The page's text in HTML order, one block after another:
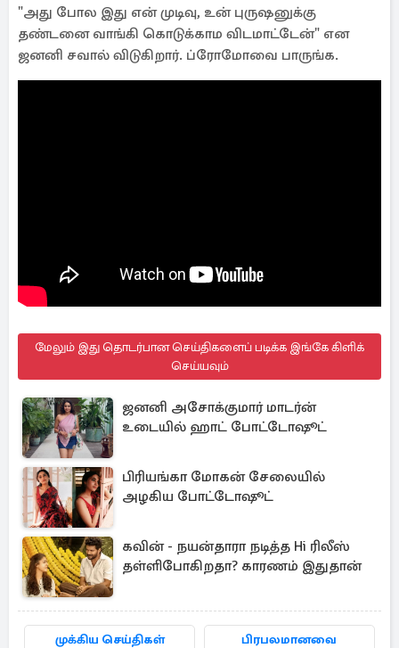
"அது போல இது என் முடிவு, உன் புருஷனுக்கு
தண்டனை வாங்கி கொடுக்காம விடமாட்டேன்" என
ஜனனி சவால் விடுகிறார். ப்ரோமோவை பாருங்க.
மேலும் இது தொடர்பான செய்திகளைப் படிக்க இங்கே கிளிக்
செய்யவும்
ஜனனி அசோக்குமார் மாடர்ன்
உடையில் ஹாட் போட்டோஷூட்
பிரியங்கா மோகன் சேலையில்
அழகிய போட்டோஷூட்
கவின் - நயன்தாரா நடித்த Hi ரிலீஸ்
தள்ளிபோகிறதா? காரணம் இதுதான்
முக்கிய செய்திகள் பிரபலமானவை